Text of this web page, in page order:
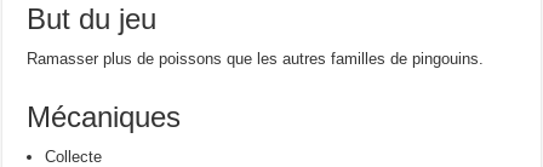
But du jeu
Ramasser plus de poissons que les autres familles de pingouins.
Mécaniques
Collecte